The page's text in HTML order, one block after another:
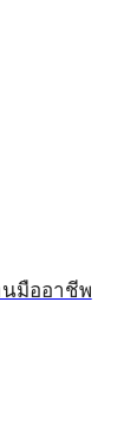
นมืออาชีพ